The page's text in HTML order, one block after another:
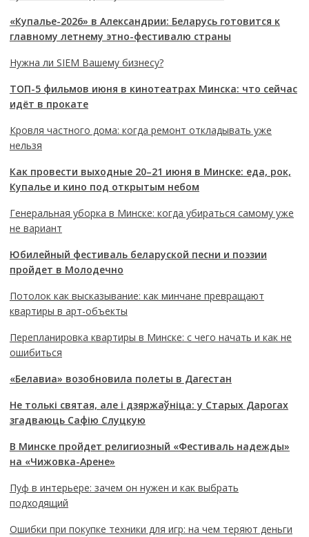
«Купалье-2026» в Александрии: Беларусь готовится к
главному летнему этно-фестивалю страны
Нужна ли SIEM Вашему бизнесу?
ТОП-5 фильмов июня в кинотеатрах Минска: что сейчас
идёт в прокате
Кровля частного дома: когда ремонт откладывать уже
нельзя
Как провести выходные 20–21 июня в Минске: еда, рок,
Купалье и кино под открытым небом
Генеральная уборка в Минске: когда убираться самому уже
не вариант
Юбилейный фестиваль беларуской песни и поэзии
пройдет в Молодечно
Потолок как высказывание: как минчане превращают
квартиры в арт-объекты
Перепланировка квартиры в Минске: с чего начать и как не
ошибиться
«Белавиа» возобновила полеты в Дагестан
Не толькі святая, але і дзяржаўніца: у Старых Дарогах
згадваюць Сафію Слуцкую
В Минске пройдет религиозный «Фестиваль надежды»
на «Чижовка-Арене»
Пуф в интерьере: зачем он нужен и как выбрать
подходящий
Ошибки при покупке техники для игр: на чем теряют деньги